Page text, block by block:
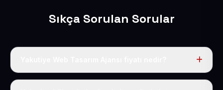
Sıkça Sorulan Sorular
Tek fiyat uygulanır: yıllık 50 USD + KDV. Bu bedele alan